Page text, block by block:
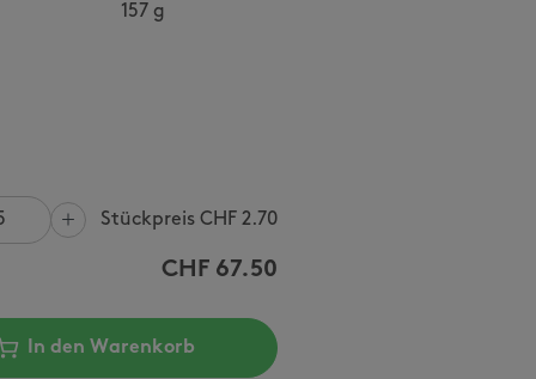
157 g
Stückpreis CHF 2.70
CHF 67.50
In den Warenkorb